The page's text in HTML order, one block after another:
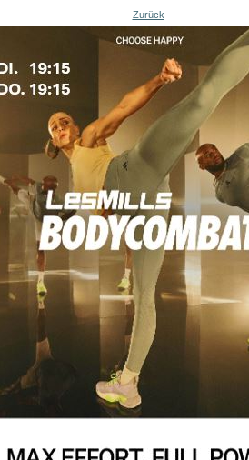
Zurück